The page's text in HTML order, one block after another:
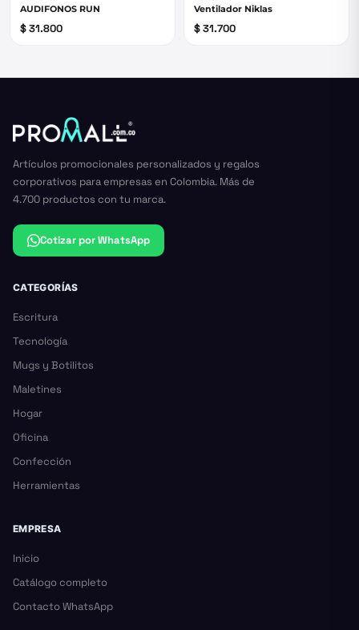
AUDIFONOS RUN
$ 31.800
Ventilador Niklas
$ 31.700
Artículos promocionales personalizados y regalos
corporativos para empresas en Colombia. Más de
4.700 productos con tu marca.
Cotizar por WhatsApp
CATEGORÍAS
Escritura
Tecnología
Mugs y Botilitos
Maletines
Hogar
Oficina
Confección
Herramientas
EMPRESA
Inicio
Catálogo completo
Contacto WhatsApp